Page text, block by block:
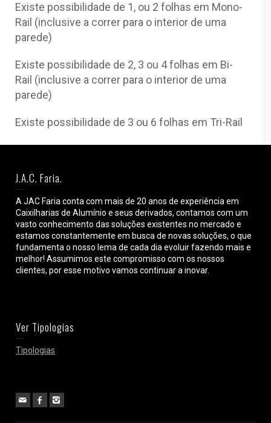
Existe possibilidade de 1, ou 2 folhas em Mono-
Rail (inclusive a correr para o interior de uma
parede)
Existe possibilidade de 2, 3 ou 4 folhas em Bi-
Rail (inclusive a correr para o interior de uma
parede)
Existe possibilidade de 3 ou 6 folhas em Tri-Rail
J.A.C. Faria.
A JAC Faria conta com mais de 20 anos de experiência em
Caixilharias de Alumínio e seus derivados, contamos com um
vasto conhecimento das soluções existentes no mercado e
estamos constantemente em busca de novas soluções, o que
fundamenta o nosso lema de cada dia evoluir fazendo mais e
melhor! Assumimos este compromisso com os nossos
clientes, por esse motivo vamos continuar a inovar.
Ver Tipologias
Tipologias